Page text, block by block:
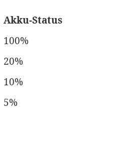
Akku-Status
100%
20%
10%
5%